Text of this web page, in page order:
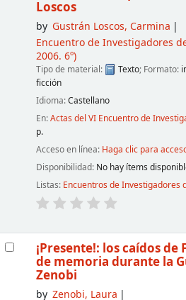
Loscos
by Gustrán Loscos, Carmina
Encuentro de Investigadores
2006. 6º)
Tipo de material: Texto; Formato:
ficción
Idioma:Castellano
En:Actas del VI Encuentro de
p.
Acceso en línea: Haga clic para
Disponibilidad: No hay ítems
Listas: Encuentros de Investigadores
¡Presente!: los caídos
de memoria durante la
Zenobi
by Zenobi, Laura